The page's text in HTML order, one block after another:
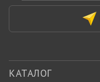
КАТАЛОГ